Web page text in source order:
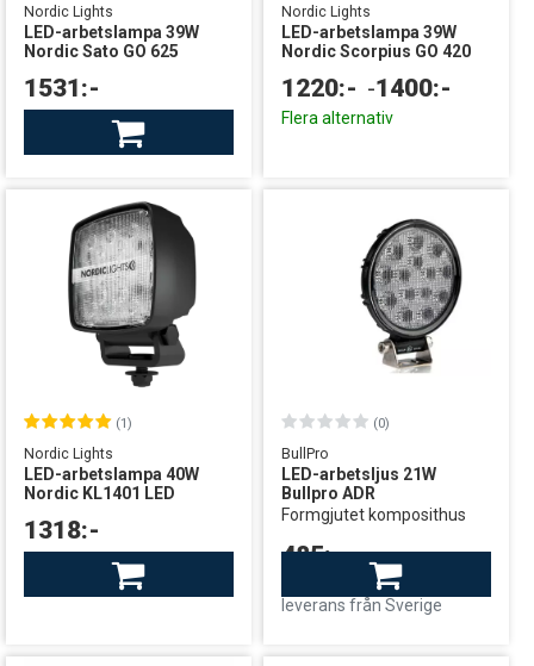
Nordic Lights
LED-arbetslampa 39W
Nordic Sato GO 625
1531:-
Finns i lager
leverans från centrallager
Nordic Lights
LED-arbetslampa 39W
Nordic Scorpius GO 420
1220:- -1400:-
Flera alternativ
Nordic Lights
LED-arbetslampa 40W
Nordic KL1401 LED
(1)
1318:-
Finns i lager
leverans från Sverige
BullPro
LED-arbetsljus 21W
Bullpro ADR
Formgjutet komposithus
(0)
485:-
I lager: Begränsat antal
leverans från Sverige